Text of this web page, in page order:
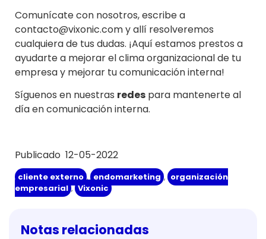
Comunícate con nosotros, escribe a
contacto@vixonic.com y allí resolveremos
cualquiera de tus dudas. ¡Aquí estamos prestos a
ayudarte a mejorar el clima organizacional de tu
empresa y mejorar tu comunicación interna!
Síguenos en nuestras redes para mantenerte al
día en comunicación interna.
Publicado 12-05-2022
cliente externo , endomarketing , organización
empresarial , Vixonic
Notas relacionadas